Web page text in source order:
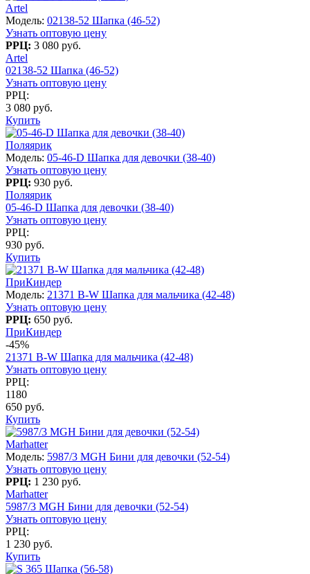
Artel
Модель: 02138-52 Шапка (46-52)
Узнать оптовую цену
РРЦ: 3 080 руб.
Artel
02138-52 Шапка (46-52)
Узнать оптовую цену
РРЦ:
3 080 руб.
Купить
Поляярик
Модель: 05-46-D Шапка для девочки (38-40)
Узнать оптовую цену
РРЦ: 930 руб.
Поляярик
05-46-D Шапка для девочки (38-40)
Узнать оптовую цену
РРЦ:
930 руб.
Купить
ПриКиндер
Модель: 21371 B-W Шапка для мальчика (42-48)
Узнать оптовую цену
РРЦ: 650 руб.
ПриКиндер
-45%
21371 B-W Шапка для мальчика (42-48)
Узнать оптовую цену
РРЦ:
1180
650 руб.
Купить
Marhatter
Модель: 5987/3 MGH Бини для девочки (52-54)
Узнать оптовую цену
РРЦ: 1 230 руб.
Marhatter
5987/3 MGH Бини для девочки (52-54)
Узнать оптовую цену
РРЦ:
1 230 руб.
Купить